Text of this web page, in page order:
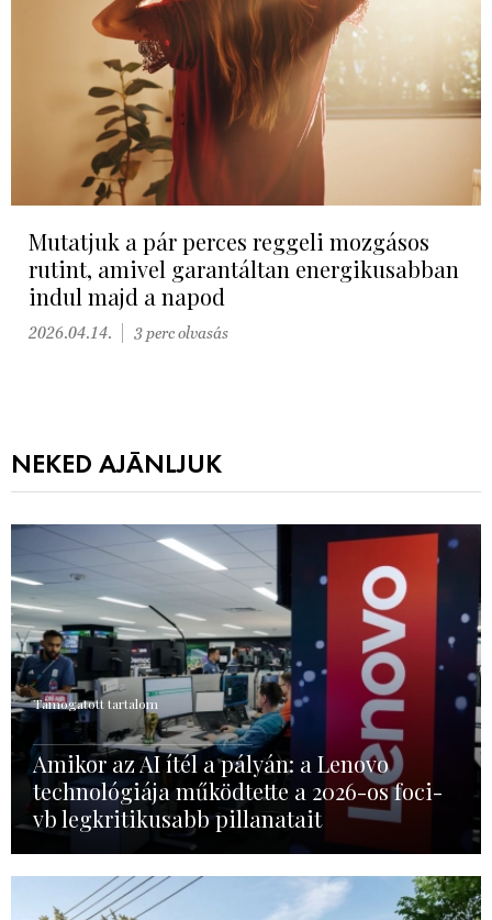
Mutatjuk a pár perces reggeli mozgásos
rutint, amivel garantáltan energikusabban
indul majd a napod
2026.04.14. 3 perc olvasás
NEKED AJÁNLJUK
Támogatott tartalom
Amikor az AI ítél a pályán: a Lenovo
technológiája működtette a 2026-os foci-
vb legkritikusabb pillanatait